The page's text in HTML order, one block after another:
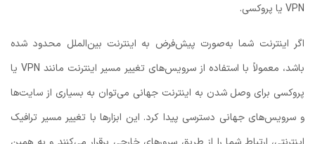
VPN یا پروکسی.
اگر اینترنت شما به‌صورت پیش‌فرض به اینترنت بین‌الملل محدود شده
باشد، معمولاً با استفاده از سرویس‌های تغییر مسیر اینترنت مانند VPN یا
پروکسی برای وصل شدن به اینترنت جهانی می‌توان به بسیاری از سایت‌ها
و سرویس‌های جهانی دسترسی پیدا کرد. این ابزارها با تغییر مسیر ترافیک